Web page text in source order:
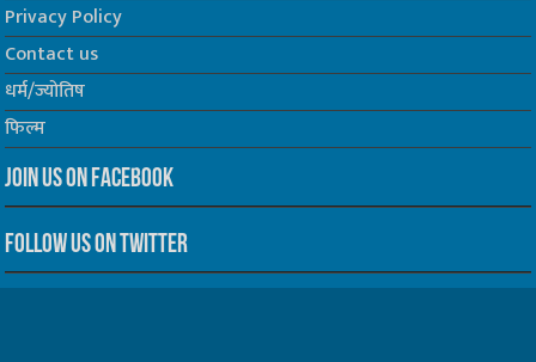
Privacy Policy
Contact us
धर्म/ज्योतिष
फिल्म
Join us on Facebook
Follow us on Twitter